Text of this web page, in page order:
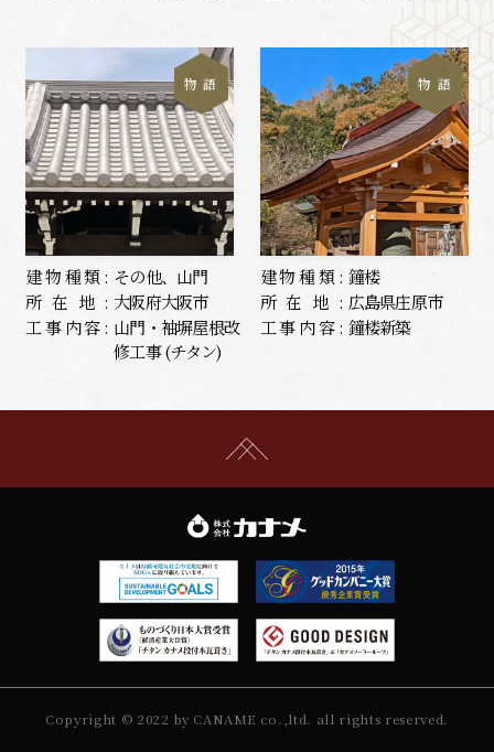
物 語
建物種類: その他、山門
所在地: 大阪府大阪市
工事内容: 山門・袖塀屋根改
修工事 (チタン)
物 語
建物種類: 鐘楼
所在地: 広島県庄原市
工事内容: 鐘楼新築
Copyright © 2022 by CANAME co.,ltd. all rights reserved.